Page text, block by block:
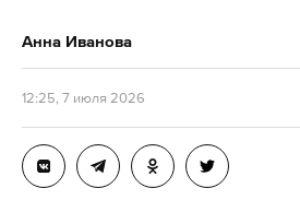
Анна Иванова
12:25, 7 июля 2026